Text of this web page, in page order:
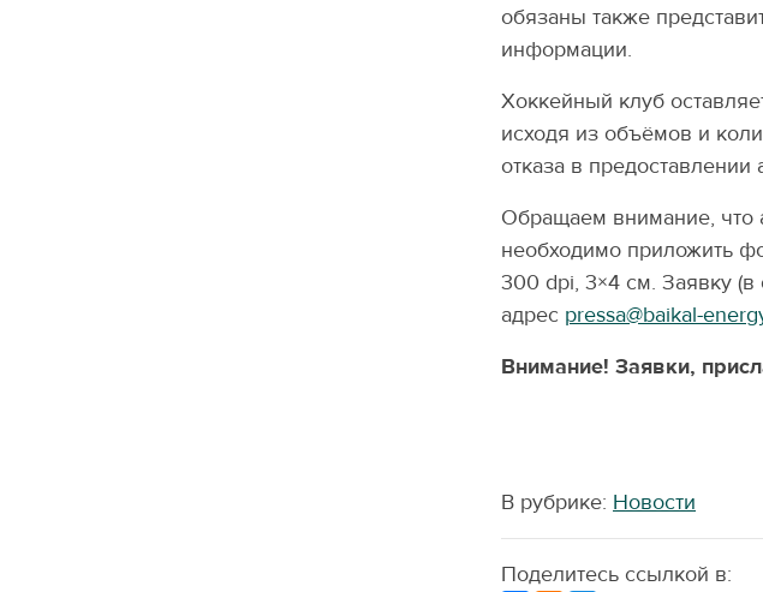
обязаны также
информации.
Хоккейный клуб
исходя из объёмов и
отказа в
Обращаем внимание, что
необходимо приложить
300 dpi, 3×4 см. Заявку
адрес pressa@baikal-
Внимание! Заявки,
В рубрике: Новости
Поделитесь ссылкой в: